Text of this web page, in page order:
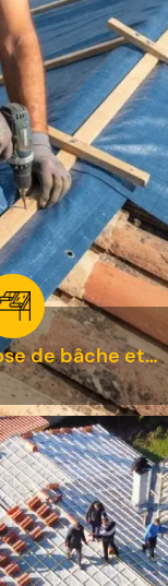
de bâche et
de toiture